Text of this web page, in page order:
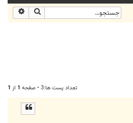
جستجو
تعداد پست ها:3 • صفحه 1 از 1